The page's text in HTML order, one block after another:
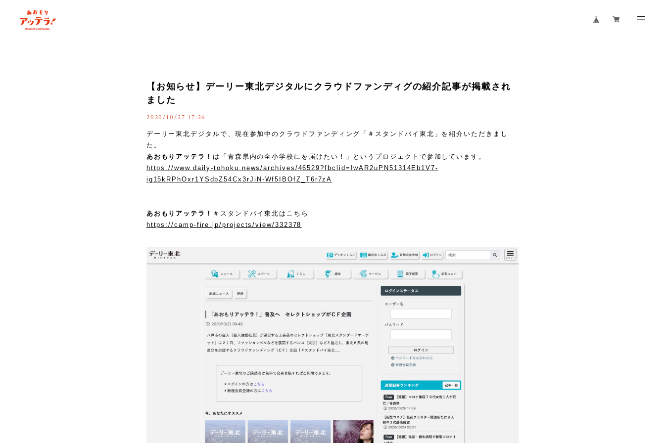
【お知らせ】デーリー東北デジタルにクラウドファンディグの紹介記事が掲載され
ました
2020/10/27 17:26
デーリー東北デジタルで、現在参加中のクラウドファンディング「＃スタンドバイ東北」を紹介いただきまし
た。
あおもりアッテラ！ は「青森県内の全小学校にを届けたい！」というプロジェクトで参加しています。
https://www.daily-tohoku.news/archives/46529?fbclid=IwAR2uPN51314Eb1V7-
ig15kRPhOxr1YSdbZ54Cx3rJiN-Wf5IBOfZ_T6r7zA
あおもりアッテラ！
＃スタンドバイ東北はこちら
https://camp-fire.jp/projects/view/332378